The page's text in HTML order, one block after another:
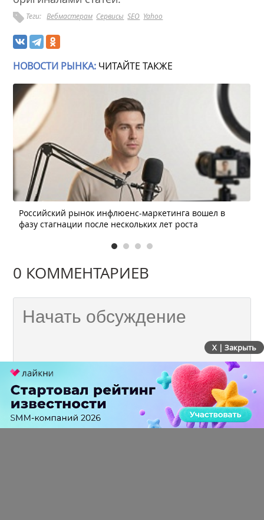
Теги: Вебмастерам Сервисы SEO Yahoo
НОВОСТИ РЫНКА: ЧИТАЙТЕ ТАКЖЕ
Российский рынок инфлюенс-маркетинга вошел в
фазу стагнации после нескольких лет роста
0 КОММЕНТАРИЕВ
X | Закрыть